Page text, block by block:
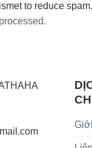
to reduce spam.